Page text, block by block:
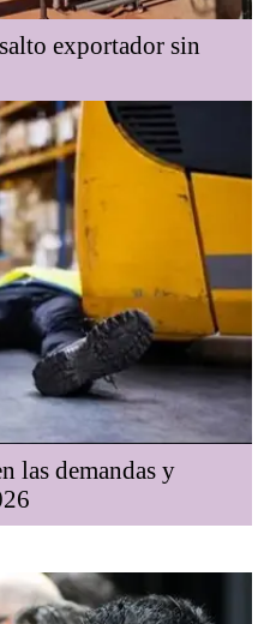
exportador sin
las demandas y